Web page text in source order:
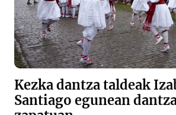
Kezka dantza taldeak
Santiago egunean